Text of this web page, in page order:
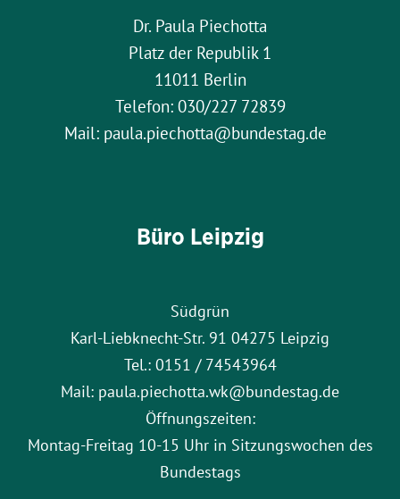
Dr. Paula Piechotta
Platz der Republik 1
11011 Berlin
Telefon: 030/227 72839
Mail: paula.piechotta@bundestag.de
Büro Leipzig
Südgrün
Karl-Liebknecht-Str. 91 04275 Leipzig
Tel.: 0151 / 74543964
Mail: paula.piechotta.wk@bundestag.de
Öffnungszeiten:
Montag-Freitag 10-15 Uhr in Sitzungswochen des
Bundestags